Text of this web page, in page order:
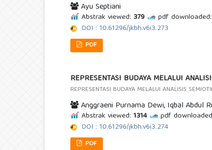
Ayu Septiani
Abstrak viewed: 379 pdf downloaded:
DOI : 10.61296/jkbh.v6i3.273
PDF
REPRESENTASI BUDAYA MELALUI
REPRESENTASI BUDAYA MELALUI ANALISIS
Anggraeni Purnama Dewi, Iqbal Abdul
Abstrak viewed: 1314 pdf
DOI : 10.61296/jkbh.v6i3.274
PDF